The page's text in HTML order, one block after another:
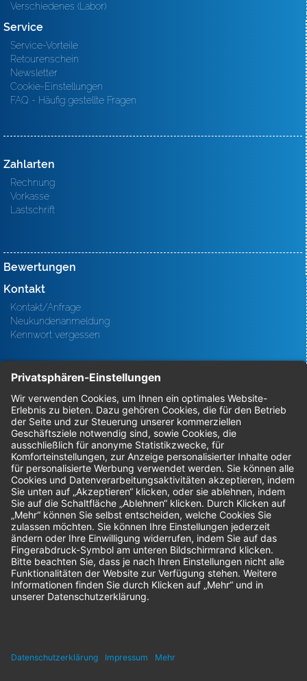
Verschiedenes (Labor)
Service
Service-Vorteile
Retourenschein
Newsletter
Cookie-Einstellungen
FAQ - Häufig gestellte Fragen
Zahlarten
Rechnung
Vorkasse
Lastschrift
Bewertungen
Kontakt
Kontakt/Anfrage
Neukundenanmeldung
Kennwort vergessen
Bestellungen
Sendung verfolgen
Geprüfter Shop